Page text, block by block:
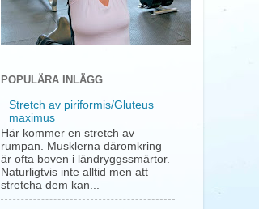
POPULÄRA INLÄGG
Stretch av piriformis/Gluteus
maximus
Här kommer en stretch av
rumpan. Musklerna däromkring
är ofta boven i ländryggssmärtor.
Naturligtvis inte alltid men att
stretcha dem kan...